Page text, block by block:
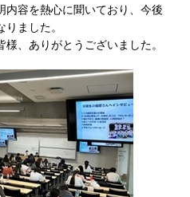
内容を熱心に聞いており、今後
ました。
、ありがとうございました。